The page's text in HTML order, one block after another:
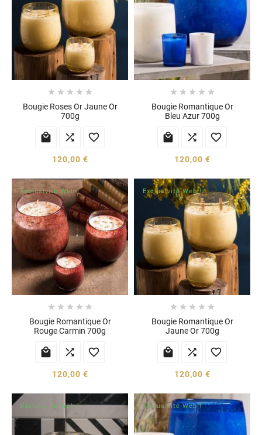
    
Bougie Roses Or Jaune Or
700g
  
120,00 €
    
Bougie Romantique Or
Bleu Azur 700g
  
120,00 €
Exclusivité Web !
    
Bougie Romantique Or
Rouge Carmin 700g
  
120,00 €
Exclusivité Web !
    
Bougie Romantique Or
Jaune Or 700g
  
120,00 €
Exclusivité Web ! Exclusivité Web !